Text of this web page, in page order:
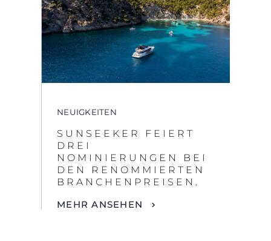
NEUIGKEITEN
SUNSEEKER FEIERT
DREI
NOMINIERUNGEN BEI
DEN RENOMMIERTEN
MEHR ANSEHEN